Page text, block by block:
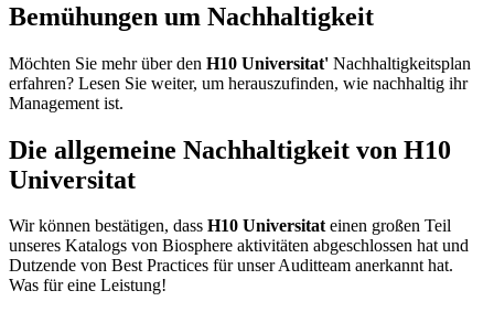
Bemühungen um Nachhaltigkeit
Möchten Sie mehr über den H10 Universitat' Nachhaltigkeitsplan
erfahren? Lesen Sie weiter, um herauszufinden, wie nachhaltig ihr
Management ist.
Die allgemeine Nachhaltigkeit von H10
Universitat
Wir können bestätigen, dass H10 Universitateinen großen Teil
unseres Katalogs von Biosphere aktivitäten abgeschlossen hat und
Dutzende von Best Practices für unser Auditteam anerkannt hat.
Was für eine Leistung!